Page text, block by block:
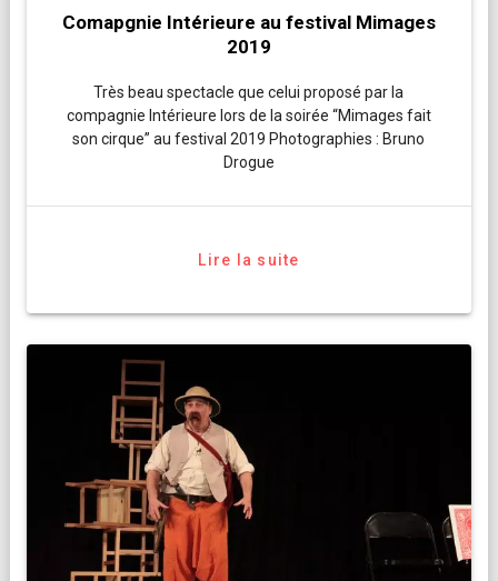
Comapgnie Intérieure au festival Mimages
2019
Très beau spectacle que celui proposé par la
compagnie Intérieure lors de la soirée “Mimages fait
son cirque” au festival 2019 Photographies : Bruno
Drogue
Lire la suite